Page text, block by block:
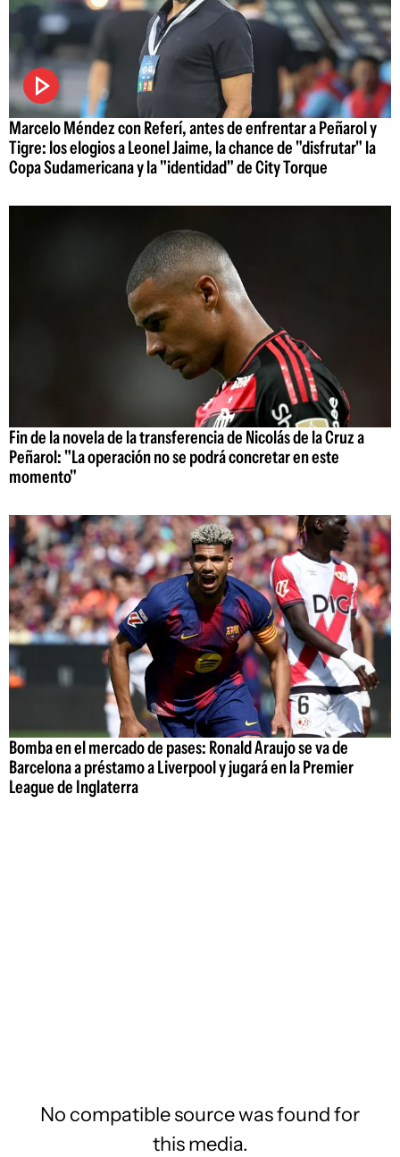
Marcelo Méndez con Referí, antes de enfrentar a Peñarol y
Tigre: los elogios a Leonel Jaime, la chance de "disfrutar" la
Copa Sudamericana y la "identidad" de City Torque
Fin de la novela de la transferencia de Nicolás de la Cruz a
Peñarol: "La operación no se podrá concretar en este
momento"
Bomba en el mercado de pases: Ronald Araujo se va de
Barcelona a préstamo a Liverpool y jugará en la Premier
League de Inglaterra
No compatible source was found for
this media.